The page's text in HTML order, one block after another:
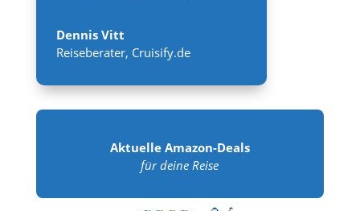
Dennis Vitt
Reiseberater, Cruisify.de
Aktuelle Amazon-Deals
für deine Reise